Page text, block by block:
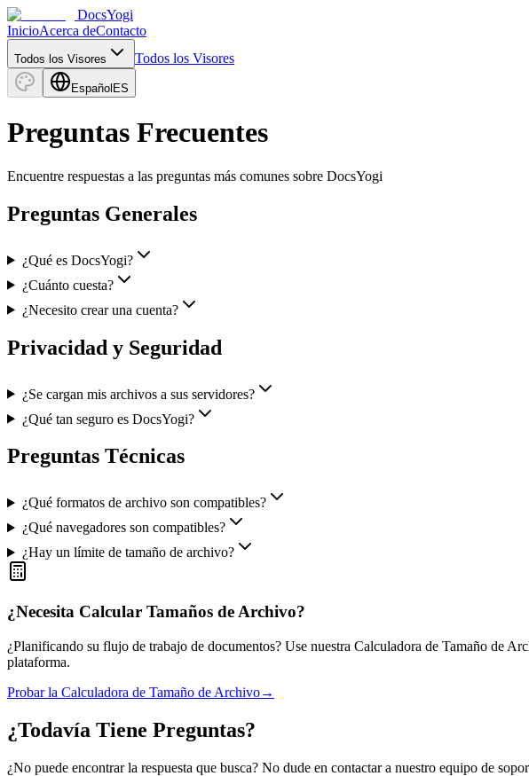
DocsYogi
InicioAcerca deContacto
Todos los Visores Todos los Visores
Español ES
Preguntas Frecuentes
Encuentre respuestas a las preguntas más comunes sobre DocsYogi
Preguntas Generales
¿Qué es DocsYogi?
¿Cuánto cuesta?
¿Necesito crear una cuenta?
Privacidad y Seguridad
¿Se cargan mis archivos a sus servidores?
¿Qué tan seguro es DocsYogi?
Preguntas Técnicas
¿Qué formatos de archivo son compatibles?
¿Qué navegadores son compatibles?
¿Hay un límite de tamaño de archivo?
¿Necesita Calcular Tamaños de Archivo?
¿Planificando su flujo de trabajo de documentos? Use nuestra Calculadora de Tamaño de
plataforma.
Probar la Calculadora de Tamaño de Archivo→
¿Todavía Tiene Preguntas?
¿No puede encontrar la respuesta que busca? No dude en contactar a nuestro equipo de